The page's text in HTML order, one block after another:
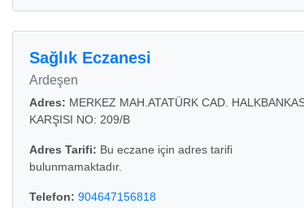
Sağlık Eczanesi
Ardeşen
Adres: MERKEZ MAH.ATATÜRK CAD.
KARŞISI NO: 209/B
Adres Tarifi: Bu eczane için adres tarifi
bulunmamaktadır.
Telefon: 904647156818